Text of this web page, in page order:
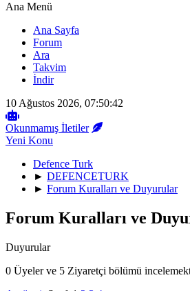
Ana Menü
Ana Sayfa
Forum
Ara
Takvim
İndir
10 Ağustos 2026, 07:50:42
Okunmamış İletiler
Yeni Konu
Defence Turk
► DEFENCETURK
► Forum Kuralları ve Duyurular
Forum Kuralları ve
Duyurular
0 Üyeler ve 5 Ziyaretçi bölümü